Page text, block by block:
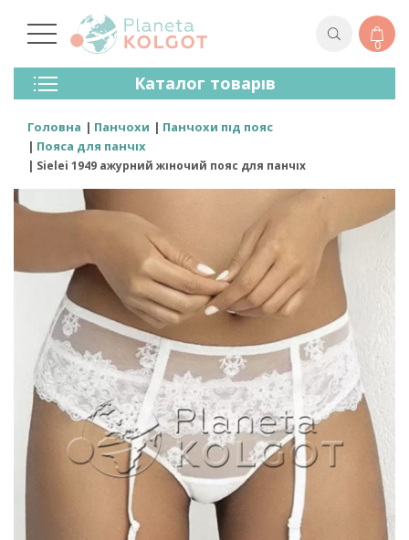
0
Каталог товарів
Колготки
Панчохи
Лосини (легінси)
Шкарпетки Та Гольфи
Для Чоловіків
Головна Панчохи
Панчохи під пояс
Пояса для панчіх
Sielei 1949 ажурний жіночий пояс для панчіх